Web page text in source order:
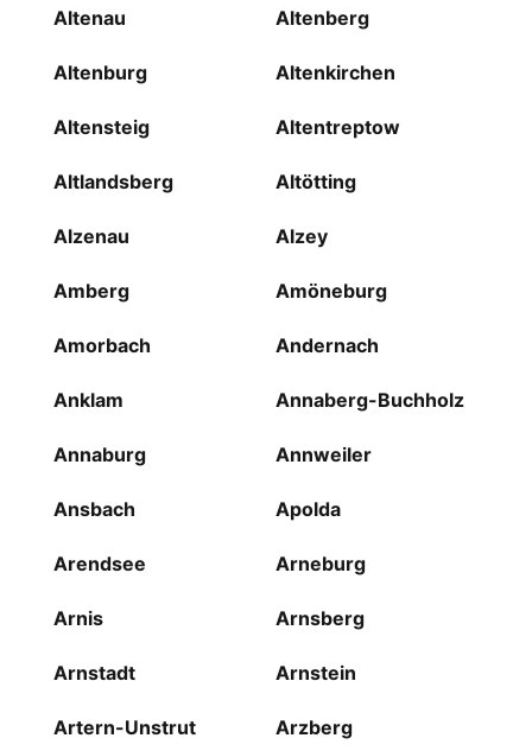
Altenau Altenberg
Altenburg Altenkirchen
Altensteig Altentreptow
Altlandsberg Altötting
Alzenau Alzey
Amberg Amöneburg
Amorbach Andernach
Anklam Annaberg-Buchholz
Annaburg Annweiler
Ansbach Apolda
Arendsee Arneburg
Arnis Arnsberg
Arnstadt Arnstein
Artern-Unstrut Arzberg